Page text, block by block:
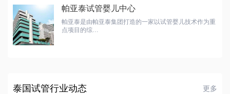
帕亚泰试管婴儿中心
帕亚泰是由帕亚泰集团打造的一家以试管婴儿技术作为重
点项目的综…
泰国试管行业动态 更多